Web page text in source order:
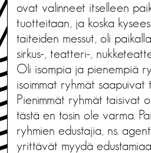
ovat valinneet itselleen
tuotteitaan, ja koska
taiteiden messut, oli
sirkus-, teatteri-,
Oli isompia ja pienempiä
isoimmat ryhmät saapuivat
Pienimmät ryhmät taisivat
tästä en tosin ole varma.
ryhmien edustajia, ns.
yrittävät myydä